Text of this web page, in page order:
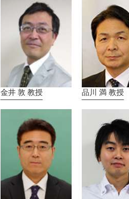
金井 敦 教授 品川 満 教授